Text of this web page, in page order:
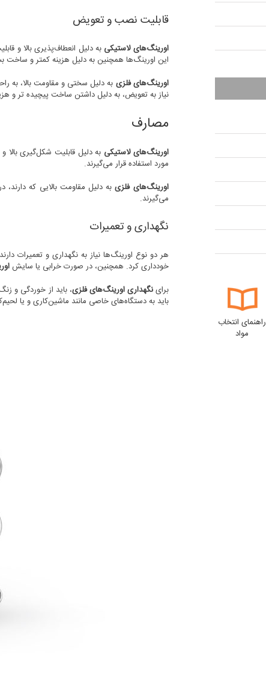
قابلیت نصب و تعویض
اورینگ‌های لاستیکی به دلیل انعطاف‌پذیری بالا و
این اورینگ‌ها همچنین به دلیل هزینه کمتر و ساخت
اورینگ‌های فلزی به دلیل سختی و مقاومت بالا، به
نیاز به تعویض، به دلیل داشتن ساخت پیچیده تر و
مصارف
اورینگ‌های لاستیکی به دلیل قابلیت شکل‌گیری بالا
مورد استفاده قرار می‌گیرند.
اورینگ‌های فلزیبه دلیل مقاومت بالایی که دارند،
می‌گیرند.
نگهداری و تعمیرات
هر دو نوع اورینگ‌ها نیاز به نگهداری و تعمیرات
خودداری کرد. همچنین، در صورت خرابی یا سایش
براینگهداری اورینگ‌های فلزی، باید از خوردگی و
باید به دستگاه‌های خاصی مانند ماشین‌کاری و یا
راهنمای انتخاب
مواد